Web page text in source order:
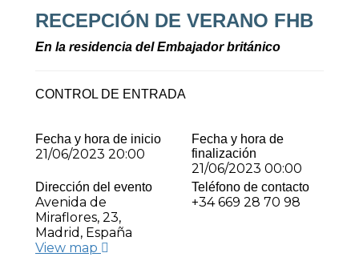
RECEPCIÓN DE VERANO FHB
En la residencia del Embajador británico
CONTROL DE ENTRADA
Fecha y hora de inicio
21/06/2023 20:00
Fecha y hora de
finalización
21/06/2023 00:00
Dirección del evento
Avenida de
Miraflores, 23,
Madrid, España
View map
Teléfono de contacto
+34 669 28 70 98